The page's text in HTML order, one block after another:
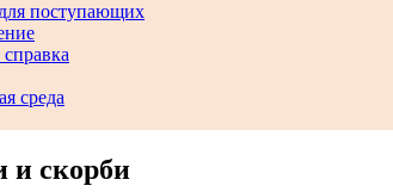
поступающих
среда
и скорби